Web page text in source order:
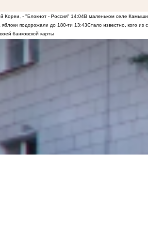
Кореи, - "Блокнот - Россия" 14:04В маленьком селе
подорожали до 180-ти 13:43Стало известно, кого из
банковской карты